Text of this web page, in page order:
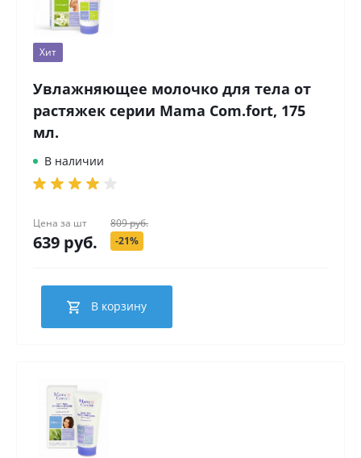
Хит
Увлажняющее молочко для тела от
растяжек серии Mama Com.fort, 175
мл.
В наличии
Цена за шт
639 руб.
809 руб.
-21%
В корзину